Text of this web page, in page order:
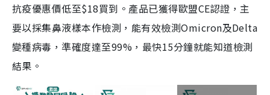
抗疫優惠價低至$18買到。產品已獲得歐盟CE認證，主
要以採集鼻液樣本作檢測，能有效檢測Omicron及Delta
變種病毒，準確度達至99%，最快15分鐘就能知道檢測
結果。